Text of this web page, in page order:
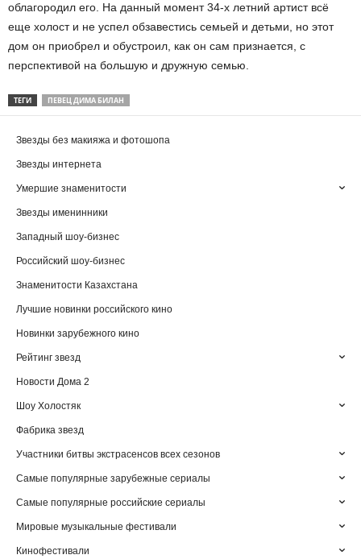
облагородил его. На данный момент 34-х летний артист всё
еще холост и не успел обзавестись семьей и детьми, но этот
дом он приобрел и обустроил, как он сам признается, с
перспективой на большую и дружную семью.
ТЕГИ ПЕВЕЦ ДИМА БИЛАН
Звезды без макияжа и фотошопа
Звезды интернета
Умершие знаменитости
Звезды именинники
Западный шоу-бизнес
Российский шоу-бизнес
Знаменитости Казахстана
Лучшие новинки российского кино
Новинки зарубежного кино
Рейтинг звезд
Новости Дома 2
Шоу Холостяк
Фабрика звезд
Участники битвы экстрасенсов всех сезонов
Самые популярные зарубежные сериалы
Самые популярные российские сериалы
Мировые музыкальные фестивали
Кинофестивали